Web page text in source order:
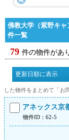
佛教大学（紫野キ
件一覧
79 件の物件があ
した物件をまとめて「お
アネックス京
物件ID：62-5